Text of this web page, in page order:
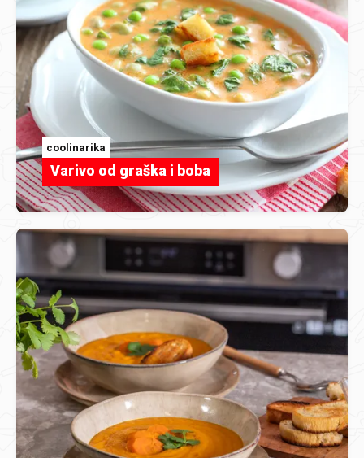
coolinarika
Varivo od graška i boba